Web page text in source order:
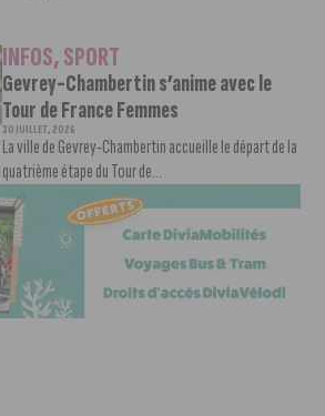
INFOS,SPORT
Gevrey-Chambertin s’anime avec le
Tour de France Femmes
30 JUILLET, 2026
La ville de Gevrey-Chambertin accueille le départ de la
quatrième étape du Tour de...